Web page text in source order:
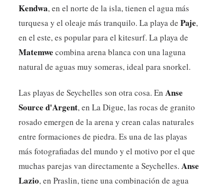
Kendwa, en el norte de la isla, tienen el agua más
turquesa y el oleaje más tranquilo. La playa de Paje,
en el este, es popular para el kitesurf. La playa de
Matemwe combina arena blanca con una laguna
natural de aguas muy someras, ideal para snorkel.
Las playas de Seychelles son otra cosa. En Anse
Source d'Argent, en La Digue, las rocas de granito
rosado emergen de la arena y crean calas naturales
entre formaciones de piedra. Es una de las playas
más fotografiadas del mundo y el motivo por el que
muchas parejas van directamente a Seychelles. Anse
Lazio, en Praslin, tiene una combinación de agua